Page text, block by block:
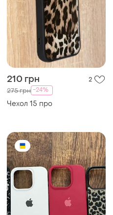
210 грн 2
275 грн -24%
Чехол 15 про